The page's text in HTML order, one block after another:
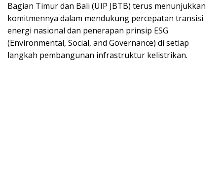
Bagian Timur dan Bali (UIP JBTB) terus menunjukkan
komitmennya dalam mendukung percepatan transisi
energi nasional dan penerapan prinsip ESG
(Environmental, Social, and Governance) di setiap
langkah pembangunan infrastruktur kelistrikan.